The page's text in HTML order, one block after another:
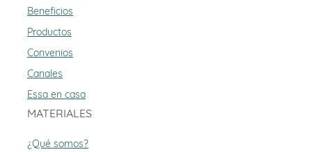
Beneficios
Productos
Convenios
Canales
Essa en casa
MATERIALES
¿Qué somos?